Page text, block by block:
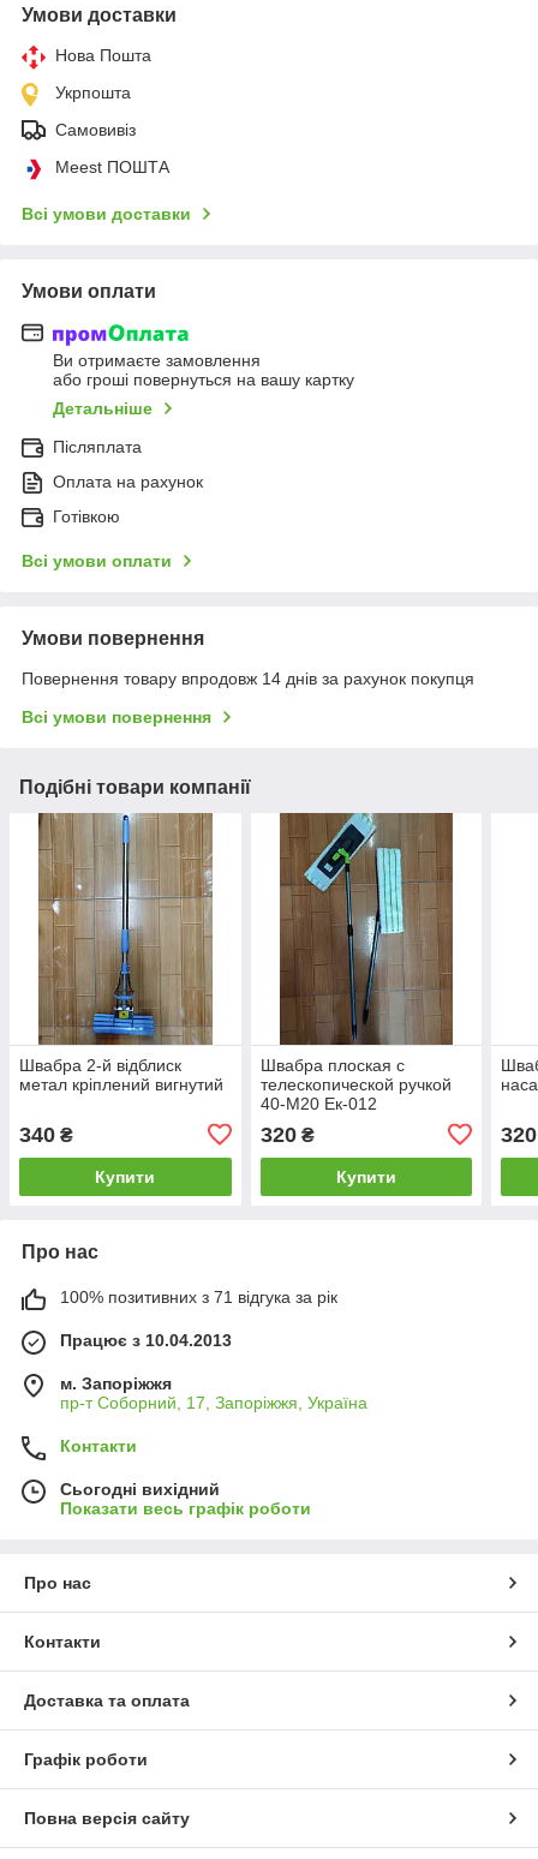
Умови доставки
Нова Пошта
Укрпошта
Самовивіз
Meest ПОШТА
Всі умови доставки
Умови оплати
Ви отримаєте замовлення
або гроші повернуться на вашу картку
Детальніше
Післяплата
Оплата на рахунок
Готівкою
Всі умови оплати
Умови повернення
Повернення товару впродовж 14 днів за рахунок покупця
Всі умови повернення
Подібні товари компанії
Швабра 2-й відблиск
метал кріплений вигнутий
340 ₴
Купити
Швабра плоская с
телескопической ручкой
40-М20 Ек-012
320₴
Купити
320
Про нас
100% позитивних з 71 відгука за рік
Працює з 10.04.2013
м. Запоріжжя
пр-т Соборний, 17, Запоріжжя, Україна
Контакти
Сьогодні вихідний
Показати весь графік роботи
Про нас
Контакти
Доставка та оплата
Графік роботи
Повна версія сайту